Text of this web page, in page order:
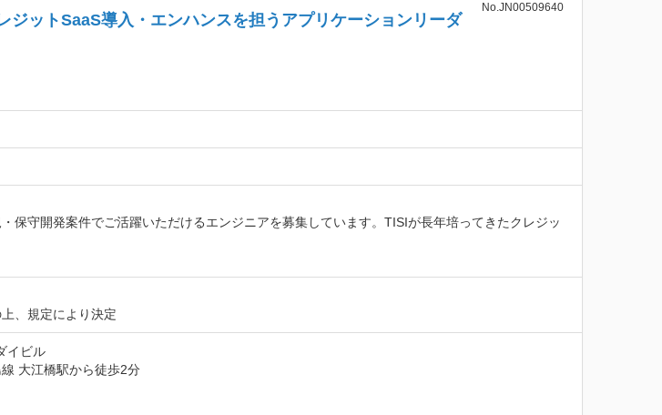
ジットSaaS導入・エンハンスを担うアプリケーションリーダ
No.JN00509640
保守開発案件でご活躍いただけるエンジニアを募集しています。TISIが長年培ってきたクレジッ
、規定により決定
イビル
大江橋駅から徒歩2分